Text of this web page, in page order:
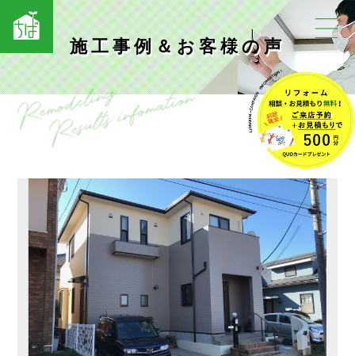
施工事例＆お客様の声